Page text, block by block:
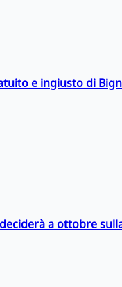
e ingiusto di
a ottobre